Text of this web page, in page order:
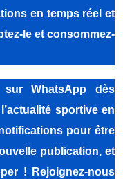
en temps réel et
le et consommez-
sur WhatsApp dès
sportive en
pour être
publication, et
! Rejoignez-nous